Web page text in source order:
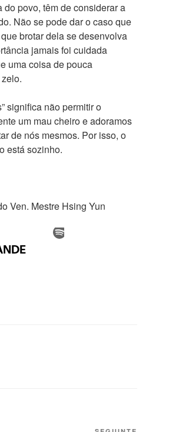
povo, têm de considerar a
Não se pode dar o caso que
brotar dela se desenvolva
jamais foi cuidada
uma coisa de pouca
significa não permitir o
um mau cheiro e adoramos
de nós mesmos. Por isso, o
está sozinho.
Ven. Mestre Hsing Yun